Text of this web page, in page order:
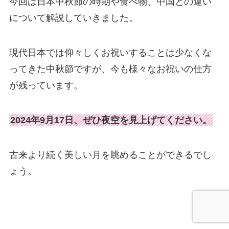
について解説していきました。
現代日本では仰々しくお祝いすることは少なくな
ってきた中秋節ですが、今も様々なお祝いの仕方
が残っています。
2024年9月17日、ぜひ夜空を見上げてください。
古来より続く美しい月を眺めることができるでし
ょう。